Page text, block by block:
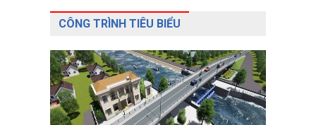
CÔNG TRÌNH TIÊU BIỂU